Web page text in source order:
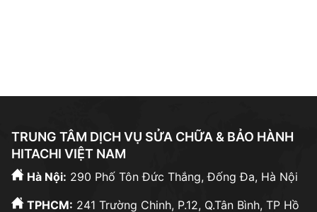
TRUNG TÂM DỊCH VỤ SỬA CHỮA & BẢO HÀNH
HITACHI VIỆT NAM
Hà Nội: 290 Phố Tôn Đức Thắng, Đống Đa, Hà Nội
TPHCM: 241 Trường Chinh, P.12, Q.Tân Bình, TP Hồ